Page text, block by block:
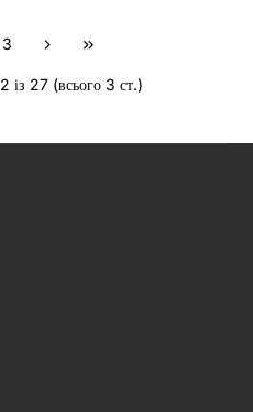
3
із 27 (всього 3 ст.)